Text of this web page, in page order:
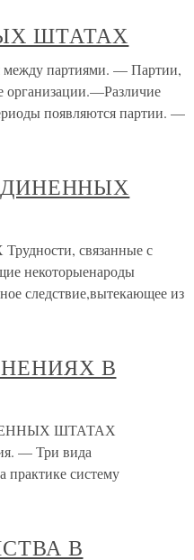
ШТАТАХ
партиями. — Партии,
появляются партии. —
связанные с
некоторыенароды
следствие,вытекающее из
В
ШТАТАХ
— Три вида
систему
В